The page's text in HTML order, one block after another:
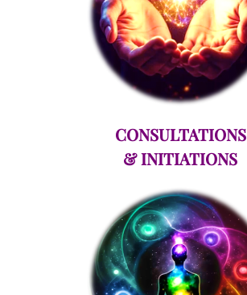
CONSULTATIONS
& INITIATIONS